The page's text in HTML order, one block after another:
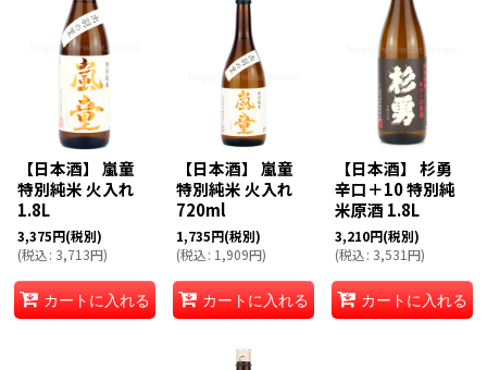
【日本酒】 嵐童
特別純米 火入れ
1.8L
3,375円(税別)
(税込: 3,713円)
カートに入れる
【日本酒】 嵐童
特別純米 火入れ
720ml
1,735円(税別)
(税込: 1,909円)
カートに入れる
【日本酒】 杉勇
辛口＋10 特別純
米原酒 1.8L
3,210円(税別)
(税込: 3,531円)
カートに入れる